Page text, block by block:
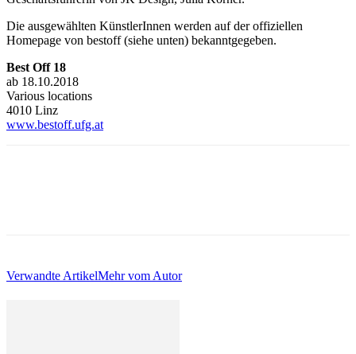
Die ausgewählten KünstlerInnen werden auf der offiziellen
Homepage von bestoff (siehe unten) bekanntgegeben.
Best Off 18
ab 18.10.2018
Various locations
4010 Linz
www.bestoff.ufg.at
Verwandte ArtikelMehr vom Autor